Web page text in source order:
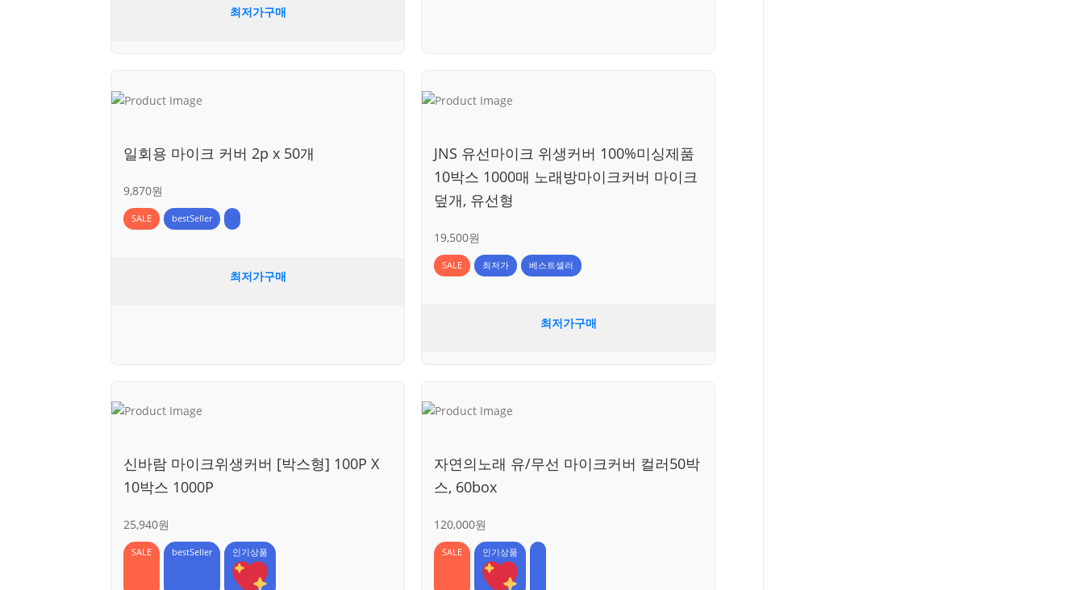
최저가구매
일회용 마이크 커버 2p x 50개
9,870원
SALE bestSeller
최저가구매
JNS 유선마이크 위생커버 100%미싱제품
10박스 1000매 노래방마이크커버 마이크
덮개, 유선형
19,500원
SALE 최저가 베스트셀러
최저가구매
신바람 마이크위생커버 [박스형] 100P X
10박스 1000P
25,940원
SALE bestSeller 인기상품
자연의노래 유/무선 마이크커버 컬러50박
스, 60box
120,000원
SALE 인기상품